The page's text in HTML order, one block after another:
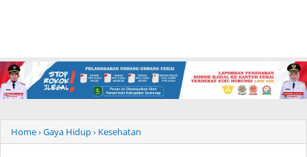
Home› Gaya Hidup› Kesehatan